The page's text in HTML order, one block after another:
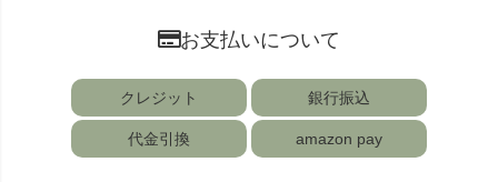
お支払いについて
クレジット 銀行振込
代金引換 amazon pay